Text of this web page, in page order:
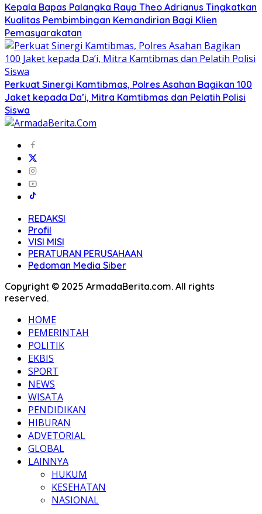
Kepala Bapas Palangka Raya Theo Adrianus Tingkatkan
Kualitas Pembimbingan Kemandirian Bagi Klien
Pemasyarakatan
Perkuat Sinergi Kamtibmas, Polres Asahan Bagikan 100
Jaket kepada Da’i, Mitra Kamtibmas dan Pelatih Polisi
Siswa
REDAKSI
Profil
VISI MISI
PERATURAN PERUSAHAAN
Pedoman Media Siber
Copyright © 2025 ArmadaBerita.com. All rights
reserved.
HOME
PEMERINTAH
POLITIK
EKBIS
SPORT
NEWS
WISATA
PENDIDIKAN
HIBURAN
ADVETORIAL
GLOBAL
LAINNYA
HUKUM
KESEHATAN
NASIONAL